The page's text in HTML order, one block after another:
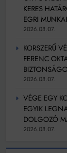
KERES
EGRI
2026.08.07.
KORSZERŰ
FERENC
2026.08.07.
VÉGE EGY
EGYIK
DOLGOZÓ
2026.08.07.